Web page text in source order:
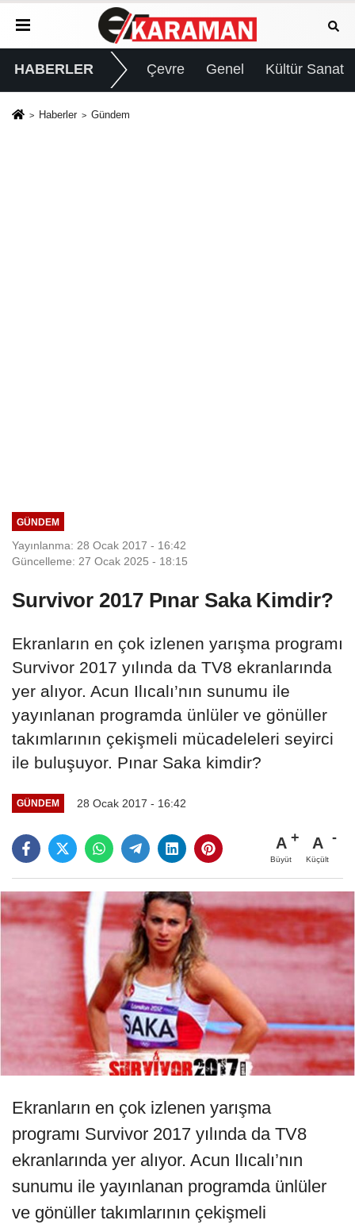
HABERLER Çevre Genel Kültür Sanat
Haberler Gündem
GÜNDEM
Yayınlanma: 28 Ocak 2017 - 16:42
Güncelleme: 27 Ocak 2025 - 18:15
Survivor 2017 Pınar Saka Kimdir?
Ekranların en çok izlenen yarışma programı
Survivor 2017 yılında da TV8 ekranlarında
yer alıyor. Acun Ilıcalı’nın sunumu ile
yayınlanan programda ünlüler ve gönüller
takımlarının çekişmeli mücadeleleri seyirci
ile buluşuyor. Pınar Saka kimdir?
GÜNDEM 28 Ocak 2017 - 16:42
A
Büyüt
A
Küçült
Ekranların en çok izlenen yarışma
programı Survivor 2017 yılında da TV8
ekranlarında yer alıyor. Acun Ilıcalı’nın
sunumu ile yayınlanan programda ünlüler
ve gönüller takımlarının çekişmeli